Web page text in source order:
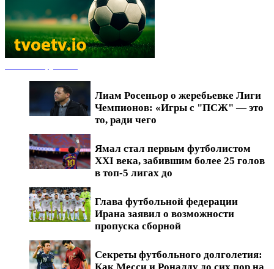
Лиам Росеньор о жеребьевке Лиги
Чемпионов: «Игры с "ПСЖ" — это
то, ради чего
Ямал стал первым футболистом
XXI века, забившим более 25 голов
в топ-5 лигах до
Глава футбольной федерации
Ирана заявил о возможности
пропуска сборной
Секреты футбольного долголетия:
Как Месси и Роналду до сих пор на